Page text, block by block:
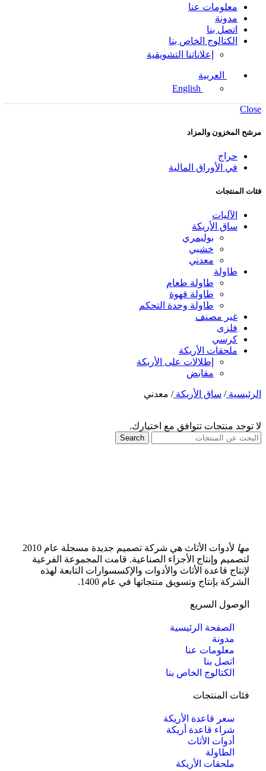
معلومات عنا
مدونة
اتصل بنا
الكتالوج الخاص بنا
إعلاناتنا التشويقية
العربية
English
Close
مرشح المخزون والمزاد
حراج
في الأوراق المالية
فئات المنتجات
الآليات
ساق الأريكة
بوليمري
خشبي
معدني
طاولة
طاولة طعام
طاولة قهوة
طاولة وحدة التحكم
غير مصنف
فلزی
كرسي
ملحقات الأريكة
إطلالات على الأريكة
مقابض
الرئيسية/ ساق الأريكة/ معدني
لا توجد منتجات تتوافق مع اختيارك.
Search
مها
لأدوات الأثاث هي شركة تصميم جديدة مسجلة عام 2010
لتصميم وإنتاج الأجزاء الصناعية. قامت المجموعة الفرعية
لإنتاج قاعدة الأثاث والأدوات والإكسسوارات التابعة لهذه
الشركة بإنتاج وتسويق منتجاتها في عام 1400.
الوصول السريع
الصفحة الرئيسية
مدونة
معلومات عنا
اتصل بنا
الكتالوج الخاص بنا
فئات المنتجات
سعر قاعدة الأريكة
شراء قاعدة أريكة
أدوات الأثاث
الطاولة
ملحقات الأريكة